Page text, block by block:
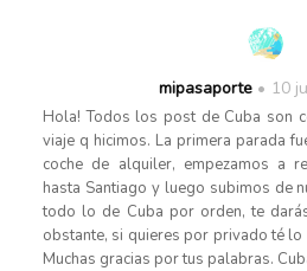
mipasaporte 10
Hola! Todos los post de Cuba son
viaje q hicimos. La primera parada
coche de alquiler, empezamos a
hasta Santiago y luego subimos de
todo lo de Cuba por orden, te
obstante, si quieres por privado té
Muchas gracias por tus palabras.